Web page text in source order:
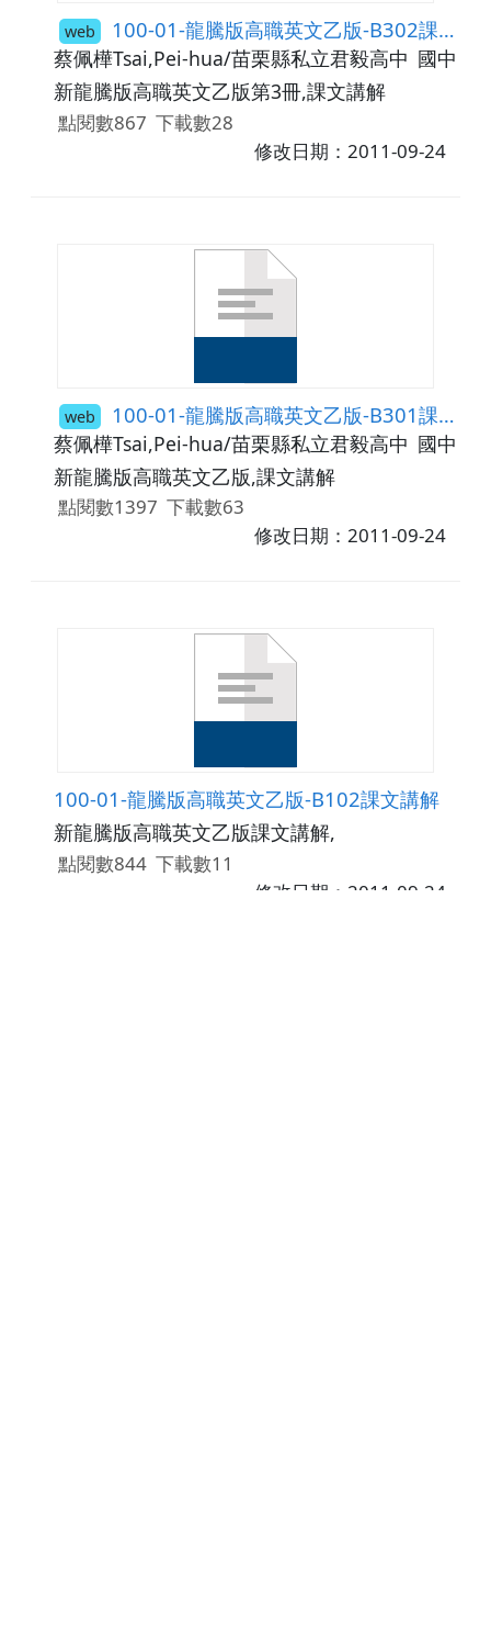
web 100-01-龍騰版高職英文乙版-B302課文講解
蔡佩樺Tsai,Pei-hua/苗栗縣私立君毅高中 國中9
新龍騰版高職英文乙版第3冊,課文講解
點閱數867 下載數28
修改日期：2011-09-24
web 100-01-龍騰版高職英文乙版-B301課文講解
蔡佩樺Tsai,Pei-hua/苗栗縣私立君毅高中 國中9
新龍騰版高職英文乙版,課文講解
點閱數1397 下載數63
修改日期：2011-09-24
100-01-龍騰版高職英文乙版-B102課文講解
新龍騰版高職英文乙版課文講解,
點閱數844 下載數11
修改日期：2011-09-24